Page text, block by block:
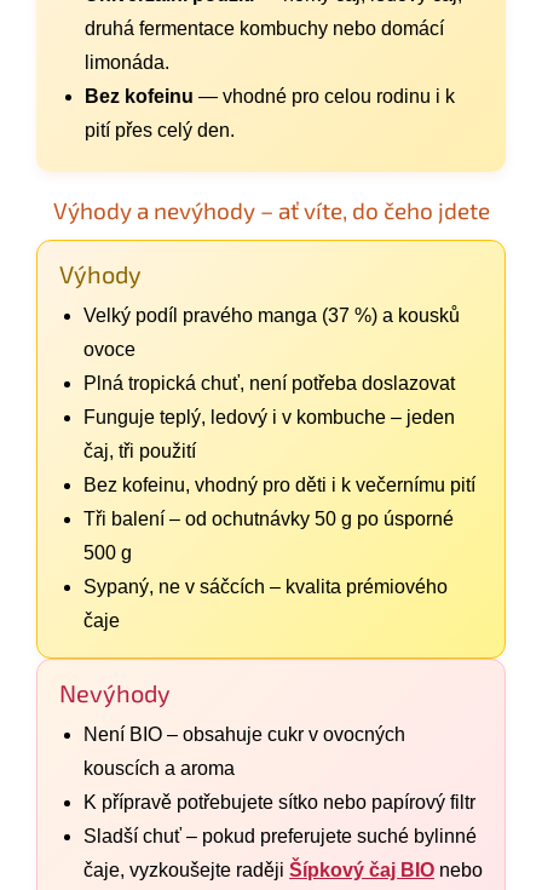
druhá fermentace kombuchy nebo domácí
limonáda.
Bez kofeinu — vhodné pro celou rodinu i k
pití přes celý den.
Výhody a nevýhody – ať víte, do čeho jdete
Výhody
Velký podíl pravého manga (37 %) a kousků
ovoce
Plná tropická chuť, není potřeba doslazovat
Funguje teplý, ledový i v kombuche – jeden
čaj, tři použití
Bez kofeinu, vhodný pro děti i k večernímu pití
Tři balení – od ochutnávky 50 g po úsporné
500 g
Sypaný, ne v sáčcích – kvalita prémiového
čaje
Nevýhody
Není BIO – obsahuje cukr v ovocných
kouscích a aroma
K přípravě potřebujete sítko nebo papírový filtr
Sladší chuť – pokud preferujete suché bylinné
čaje, vyzkoušejte raději Šípkový čaj BIO nebo